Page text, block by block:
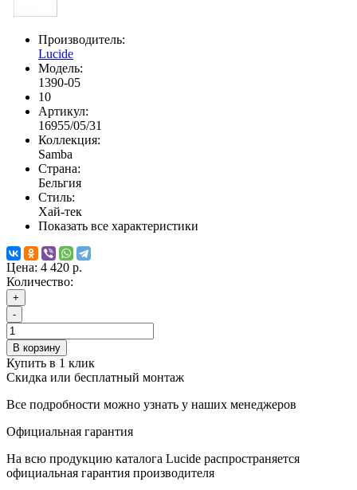
Производитель:
Lucide
Модель:
1390-05
10
Артикул:
16955/05/31
Коллекция:
Samba
Страна:
Бельгия
Стиль:
Хай-тек
Показать все характеристики
Цена: 4 420 р.
Количество:
+
-
В корзину
Купить в 1 клик
Скидка или бесплатный монтаж
Все подробности можно узнать у наших менеджеров
Официальная гарантия
На всю продукцию каталога Lucide распространяется
официальная гарантия производителя